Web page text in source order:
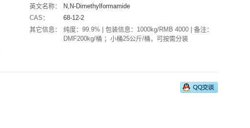
英文名称：
N,N-Dimethylformamide
CAS：
68-12-2
其它信息：
纯度：99.9% | 包装信息：1000kg/RMB 4000 | 备注：
DMF200kg/桶 ；小桶25公斤/桶，可按需分装